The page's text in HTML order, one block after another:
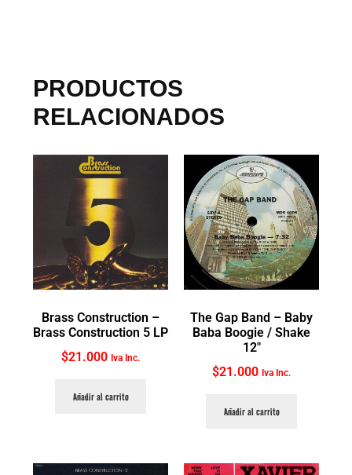
PRODUCTOS
RELACIONADOS
Brass Construction ‎–
Brass Construction 5 LP
$21.000 Iva Inc.
Añadir al carrito
The Gap Band ‎– Baby
Baba Boogie / Shake
12″
$21.000 Iva Inc.
Añadir al carrito